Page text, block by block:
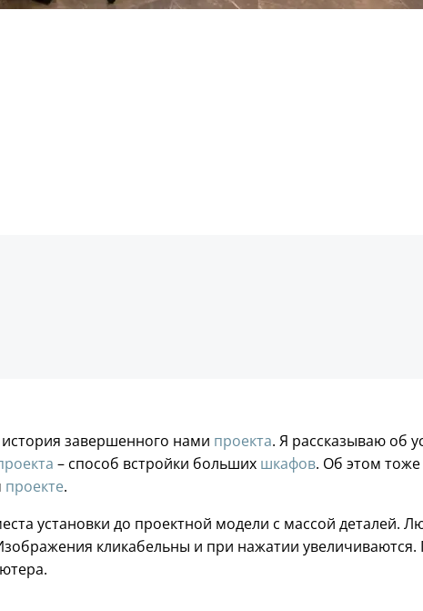
завершенного нами проекта. Я рассказываю об
– способ встройки больших шкафов. Об этом
проекте.
установки до проектной модели с массой деталей.
кликабельны и при нажатии